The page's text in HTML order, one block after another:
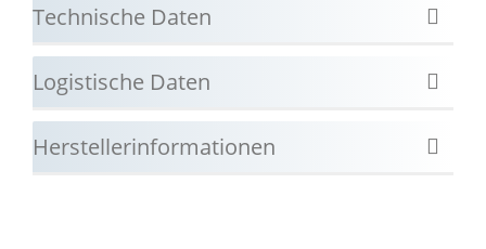
Technische Daten
Logistische Daten
Herstellerinformationen